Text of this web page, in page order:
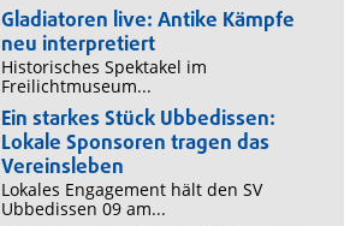
Gladiatoren live: Antike Kämpfe
neu interpretiert
Historisches Spektakel im
Freilichtmuseum...
Ein starkes Stück Ubbedissen:
Lokale Sponsoren tragen das
Vereinsleben
Lokales Engagement hält den SV
Ubbedissen 09 am...